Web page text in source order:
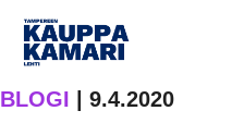
Siirry
sisältöön
BLOGI 9.4.2020